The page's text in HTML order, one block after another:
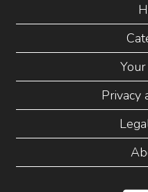
Privacy